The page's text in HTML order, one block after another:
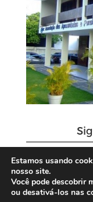
Estamos usando
nosso site.
Você pode descobrir
ou desativá-los nas